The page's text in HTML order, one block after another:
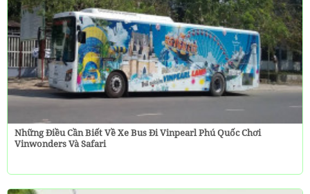
Những Điều Cần Biết Về Xe Bus Đi Vinpearl Phú Quốc Chơi
Vinwonders Và Safari